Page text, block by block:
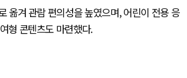
옮겨 관람 편의성을 높였으며, 어린이 전용 응
형 콘텐츠도 마련했다.